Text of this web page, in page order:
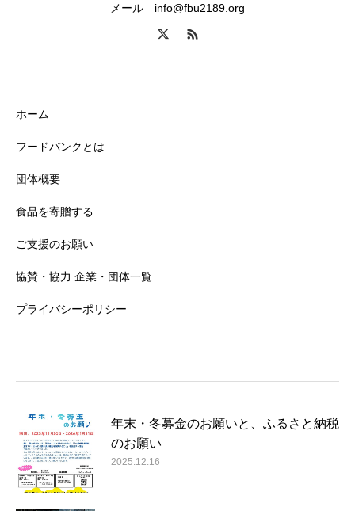
メール info@fbu2189.org
ホーム
フードバンクとは
団体概要
食品を寄贈する
ご支援のお願い
協賛・協力 企業・団体一覧
プライバシーポリシー
年末・冬募金のお願いと、ふるさと納税
のお願い
2025.12.16